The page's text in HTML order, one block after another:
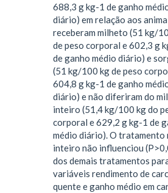
688,3 g kg-1 de ganho
diário) em relação aos
receberam milheto (51 kg/
de peso corporal e 602,3 g
de ganho médio diário) e
(51 kg/100 kg de peso
604,8 g kg-1 de ganho
diário) e não diferiram do
inteiro (51,4 kg/100 kg do
corporal e 629,2 g kg-1 de
médio diário). O tratamento
inteiro não influenciou
dos demais tratamentos
variáveis rendimento de
quente e ganho médio em